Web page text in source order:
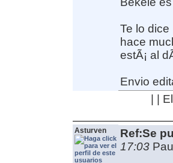
Te lo
hace
estÃ¡ al
Envio
| |
Asturven
Ref:Se
17:03